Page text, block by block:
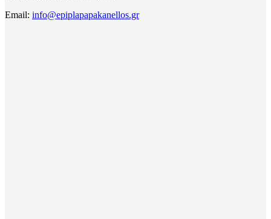
Email: info@epiplapapakanellos.gr